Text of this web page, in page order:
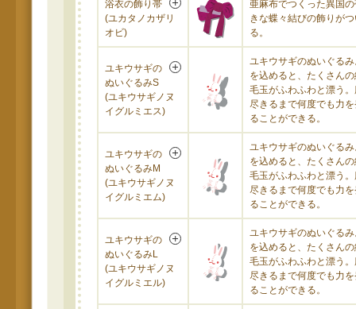
浴衣の飾り帯
(ユカタノカザリ
オビ)
亜麻布でつくった異国
きな蝶々結びの飾りが
る。
ユキウサギの
ぬいぐるみS
(ユキウサギノヌ
イグルミエス)
ユキウサギのぬいぐる
を込めると、たくさん
毛玉がふわふわと漂う
尽きるまで何度でも力
ることができる。
ユキウサギの
ぬいぐるみM
(ユキウサギノヌ
イグルミエム)
ユキウサギのぬいぐる
を込めると、たくさん
毛玉がふわふわと漂う
尽きるまで何度でも力
ることができる。
ユキウサギの
ぬいぐるみL
(ユキウサギノヌ
イグルミエル)
ユキウサギのぬいぐる
を込めると、たくさん
毛玉がふわふわと漂う
尽きるまで何度でも力
ることができる。